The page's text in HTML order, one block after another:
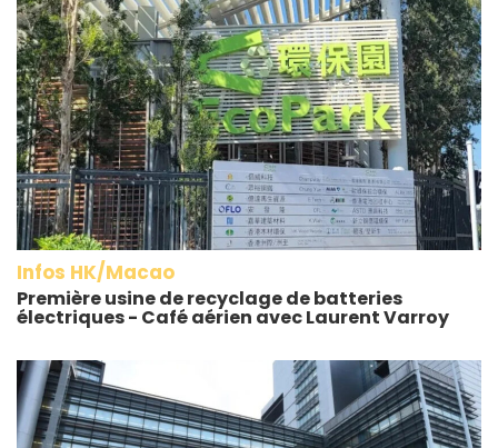
Infos HK/Macao
Première usine de recyclage de batteries
électriques - Café aérien avec Laurent Varroy